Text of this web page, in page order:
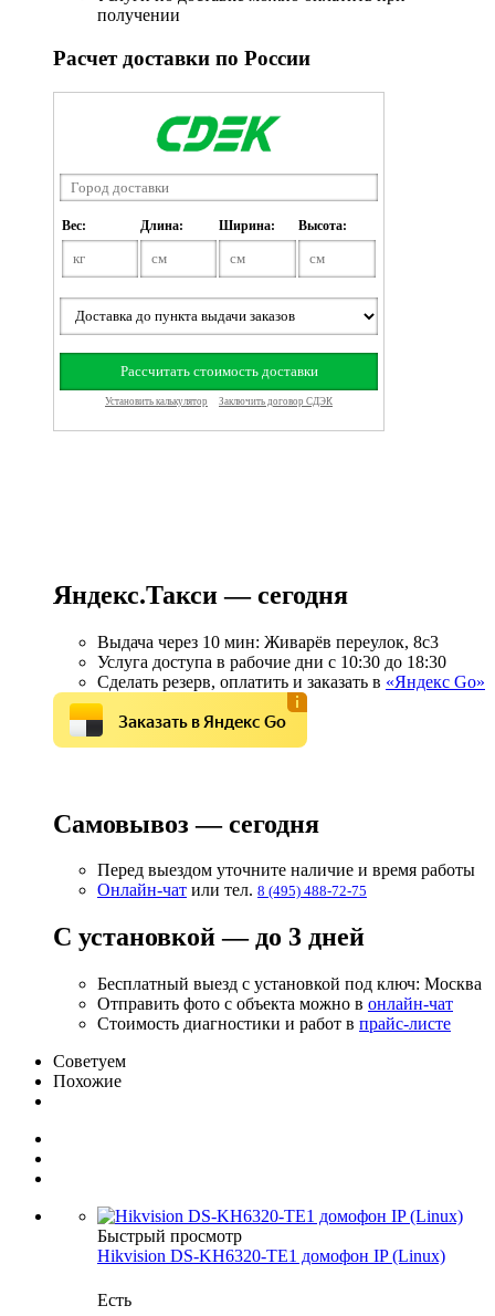
получении
Расчет доставки по России
Яндекс.Такси — сегодня
Выдача через 10 мин: Живарёв переулок, 8с3
Услуга доступа в рабочие дни с 10:30 до 18:30
Сделать резерв, оплатить и заказать в «Яндекс Go»
Заказать в Яндекс Go
Самовывоз — сегодня
Перед выездом уточните наличие и время работы
Онлайн-чат или тел. 8 (495) 488-72-75
С установкой — до 3 дней
Бесплатный выезд с установкой под ключ: Москва
Отправить фото с объекта можно в онлайн-чат
Стоимость диагностики и работ в прайс-листе
Советуем
Похожие
Быстрый просмотр
Hikvision DS-KH6320-TE1 домофон IP (Linux)
Есть